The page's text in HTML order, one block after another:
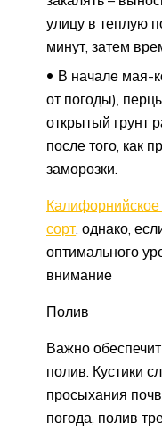
улицу в теплую
минут, затем
В начале мая-
от погоды),
открытый грунт
после того, как
заморозки.
Калифорнийское
сорт, однако,
оптимального
внимание
Полив
Важно
полив. Кустики
просыхания
погода, полив